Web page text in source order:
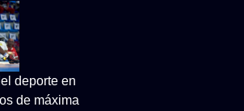
deporte en
de máxima